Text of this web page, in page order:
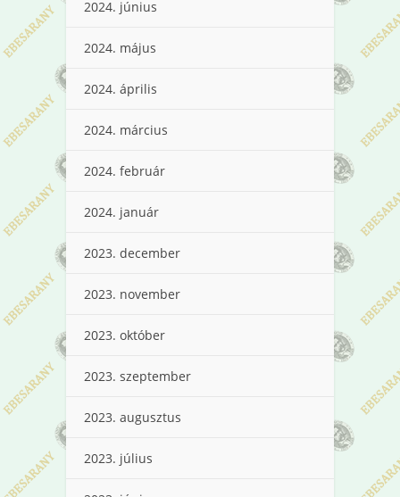
2024. június
2024. május
2024. április
2024. március
2024. február
2024. január
2023. december
2023. november
2023. október
2023. szeptember
2023. augusztus
2023. július